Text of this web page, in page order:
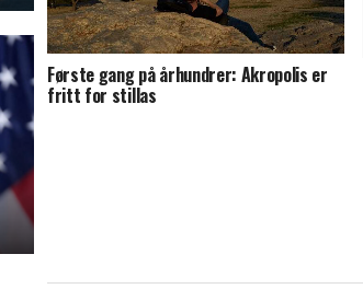
Første gang på århundrer: Akropolis er
fritt for stillas